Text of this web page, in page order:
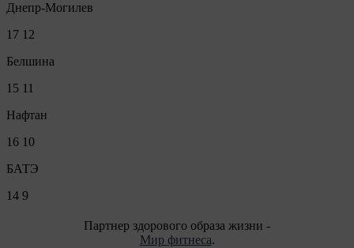
Днепр-Могилев
17 12
Белшина
15 11
Нафтан
16 10
БАТЭ
14 9
Партнер здорового образа жизни -
Мир фитнеса.